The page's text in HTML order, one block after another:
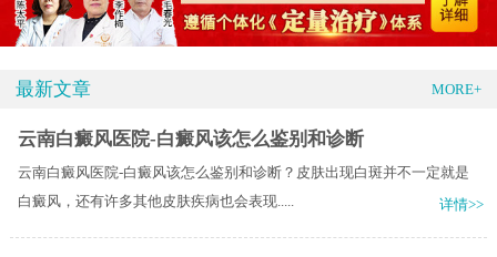
最新文章 MORE+
云南白癜风医院-白癜风该怎么鉴别和诊断
云南白癜风医院-白癜风该怎么鉴别和诊断？皮肤出现白斑并不一定就是
白癜风，还有许多其他皮肤疾病也会表现.....
详情>>